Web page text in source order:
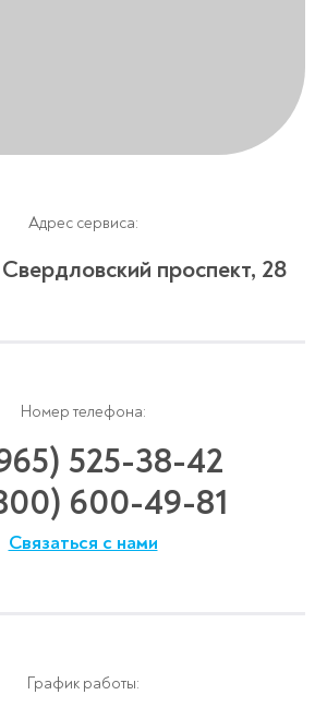
Адрес сервиса:
проспект, 28
Номер телефона:
525-38-42
600-49-81
Связаться с нами
График работы: